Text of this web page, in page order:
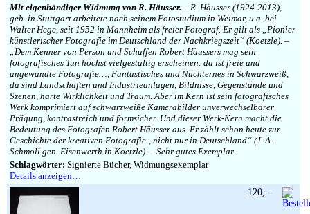
Mit eigenhändiger Widmung von R. Häusser. – R. Häusser (1924-2013),
geb. in Stuttgart arbeitete nach seinem Fotostudium in Weimar, u.a. bei
Walter Hege, seit 1952 in Mannheim als freier Fotograf. Er gilt als „Pionier
künstlerischer Fotografie im Deutschland der Nachkriegszeit“ (Koetzle). –
„Dem Kenner von Person und Schaffen Robert Häussers mag sein
fotografisches Tun höchst vielgestaltig erscheinen: da ist freie und
angewandte Fotografie…, Fantastisches und Nüchternes in Schwarzweiß,
da sind Landschaften und Industrieanlagen, Bildnisse, Gegenstände und
Szenen, harte Wirklichkeit und Traum. Aber im Kern ist sein fotografisches
Werk komprimiert auf schwarzweiße Kamerabilder unverwechselbarer
Prägung, kontrastreich und formsicher. Und dieser Werk-Kern macht die
Bedeutung des Fotografen Robert Häusser aus. Er zählt schon heute zur
Geschichte der kreativen Fotografie-, nicht nur in Deutschland“ (J. A.
Schmoll gen. Eisenwerth in Koetzle). – Sehr gutes Exemplar.
Schlagwörter: Signierte Bücher, Widmungsexemplar
Details anzeigen…
120,--